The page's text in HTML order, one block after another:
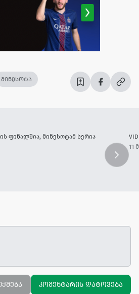
მინესოტა
ფინალშია, მინესოტამ სერია
11
კომენტარის დატოვება